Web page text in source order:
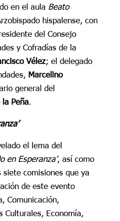
en el aula Beato
hispalense, con
del Consejo
y Cofradías de la
Vélez; el delegado
Marcelino
general del
Peña.
el lema del
en Esperanza’, así como
comisiones que ya
de este evento
Comunicación,
Culturales, Economía,